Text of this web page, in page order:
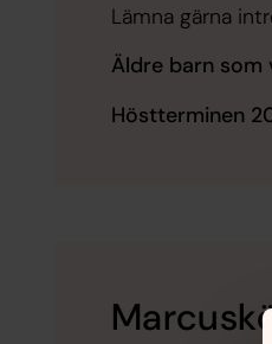
Lämna gärna
Äldre barn som
Höstterminen